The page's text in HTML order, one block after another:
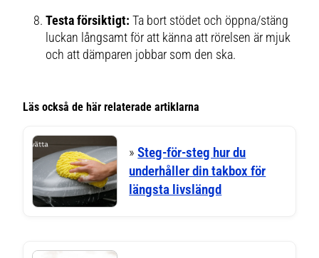
Testa försiktigt: Ta bort stödet och öppna/stäng
luckan långsamt för att känna att rörelsen är mjuk
och att dämparen jobbar som den ska.
Läs också de här relaterade artiklarna
»Steg-för-steg hur du
underhåller din takbox för
längsta livslängd